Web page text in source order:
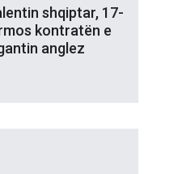
shqiptar, 17-
kontratën e
anglez